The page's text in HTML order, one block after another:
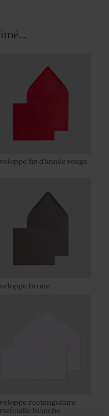
fin d'année rouge
brune
rectangulaire
blanche